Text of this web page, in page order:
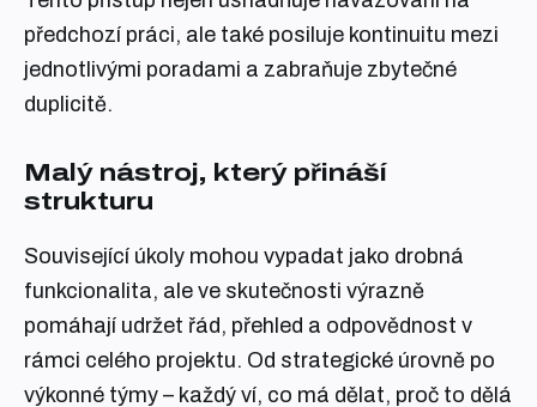
předchozí práci, ale také posiluje kontinuitu mezi
jednotlivými poradami a zabraňuje zbytečné
duplicitě.
Malý nástroj, který přináší
strukturu
Související úkoly mohou vypadat jako drobná
funkcionalita, ale ve skutečnosti výrazně
pomáhají udržet řád, přehled a odpovědnost v
rámci celého projektu. Od strategické úrovně po
výkonné týmy – každý ví, co má dělat, proč to dělá